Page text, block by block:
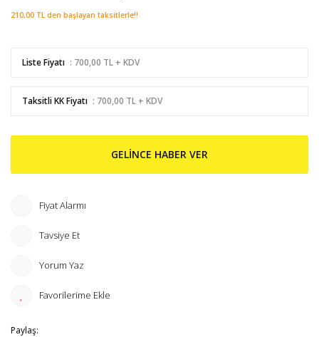
210,00 TL den başlayan taksitlerle!!
Liste Fiyatı : 700,00 TL + KDV
Taksitli KK Fiyatı : 700,00 TL + KDV
GELİNCE HABER VER
Fiyat Alarmı
Tavsiye Et
Yorum Yaz
Paylaş: